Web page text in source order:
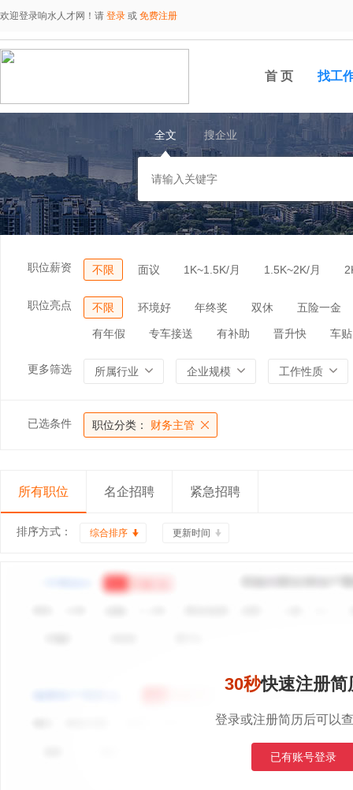
欢迎登录响水人才网！请 登录 或 免费注册
首 页 找工
全文 搜企业
职位薪资 不限 面议 1K~1.5K/月 1.5K~2K/月
职位亮点 不限 环境好 年终奖 双休 五险一金
有年假 专车接送 有补助 晋升快 车贴
更多筛选 所属行业 企业规模 工作性质
已选条件 职位分类： 财务主管
所有职位 名企招聘 紧急招聘
排序方式： 综合排序 更新时间
30秒快速注册简
登录或注册简历后可以
已有账号登录